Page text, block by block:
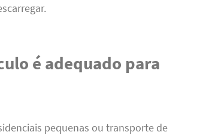
é adequado para
pequenas ou transporte de